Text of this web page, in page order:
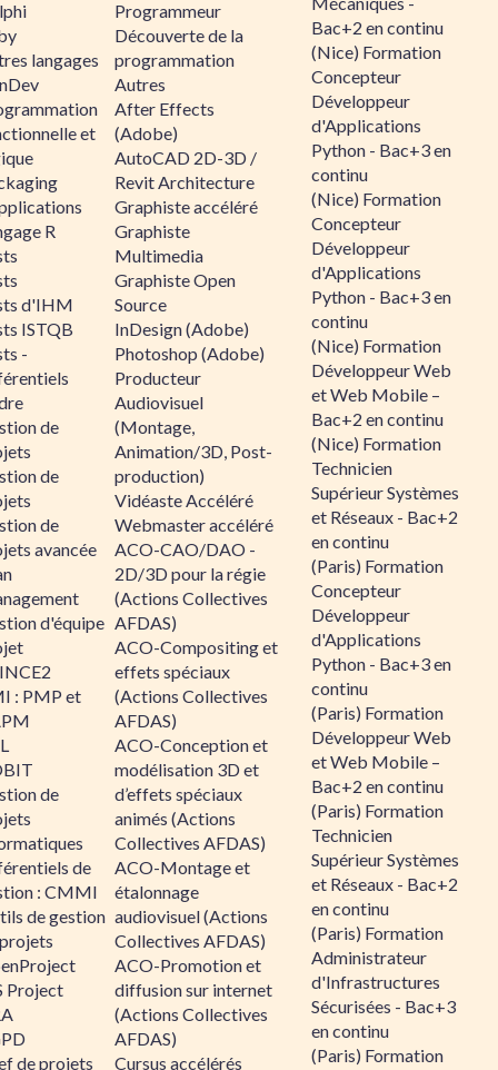
langages
et
R
d'IHM
ISTQB
-
de
de
de
avancée
d'équipe
: PMP et
de
de
: CMMI
de gestion
Project
de projets
Programmeur
Découverte de la
programmation
Autres
After Effects
(Adobe)
AutoCAD 2D-3D /
Revit Architecture
Graphiste accéléré
Graphiste
Multimedia
Graphiste Open
Source
InDesign (Adobe)
Photoshop (Adobe)
Producteur
Audiovisuel
(Montage,
Animation/3D, Post-
production)
Vidéaste Accéléré
Webmaster accéléré
ACO-CAO/DAO -
2D/3D pour la régie
(Actions Collectives
AFDAS)
ACO-Compositing et
effets spéciaux
(Actions Collectives
AFDAS)
ACO-Conception et
modélisation 3D et
d’effets spéciaux
animés (Actions
Collectives AFDAS)
ACO-Montage et
étalonnage
audiovisuel (Actions
Collectives AFDAS)
ACO-Promotion et
diffusion sur internet
(Actions Collectives
AFDAS)
Cursus accélérés
Bac+2 en continu
(Nice) Formation
Concepteur
Développeur
d'Applications
Python - Bac+3 en
continu
(Nice) Formation
Concepteur
Développeur
d'Applications
Python - Bac+3 en
continu
(Nice) Formation
Développeur Web
et Web Mobile –
Bac+2 en continu
(Nice) Formation
Technicien
Supérieur Systèmes
et Réseaux - Bac+2
en continu
(Paris) Formation
Concepteur
Développeur
d'Applications
Python - Bac+3 en
continu
(Paris) Formation
Développeur Web
et Web Mobile –
Bac+2 en continu
(Paris) Formation
Technicien
Supérieur Systèmes
et Réseaux - Bac+2
en continu
(Paris) Formation
Administrateur
d'Infrastructures
Sécurisées - Bac+3
en continu
(Paris) Formation